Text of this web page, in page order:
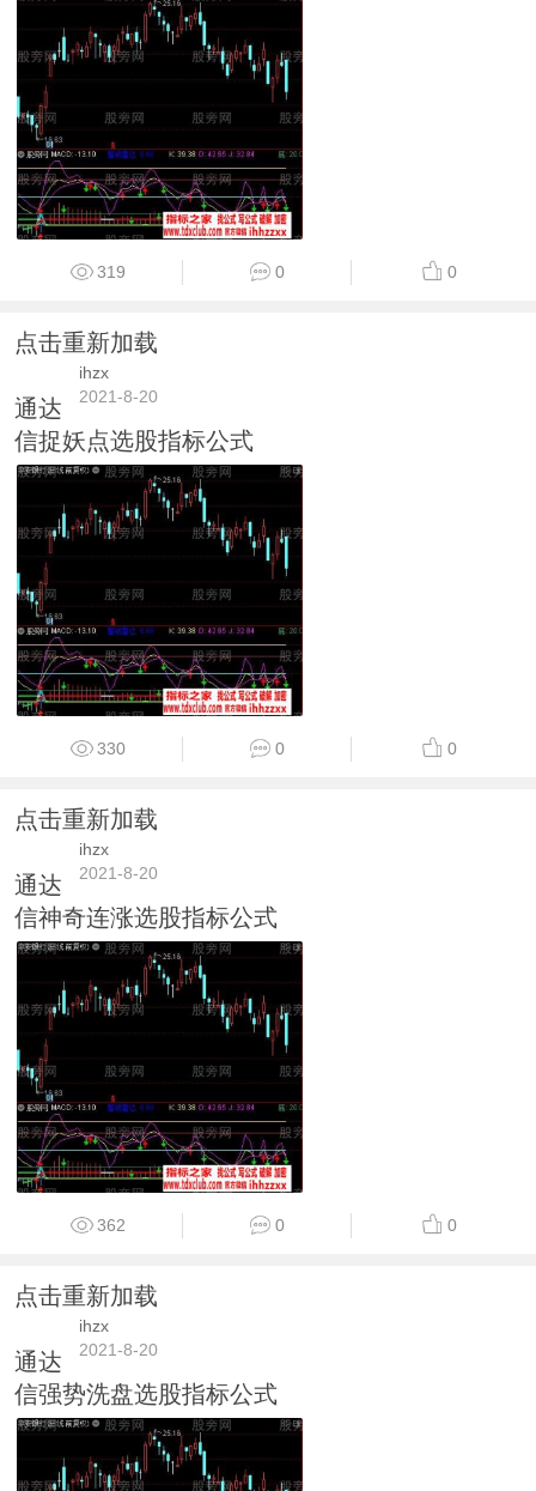
319 0 0
点击重新加载
ihzx
2021-8-20
通达
信捉妖点选股指标公式
330 0 0
点击重新加载
ihzx
2021-8-20
通达
信神奇连涨选股指标公式
362 0 0
点击重新加载
ihzx
2021-8-20
通达
信强势洗盘选股指标公式